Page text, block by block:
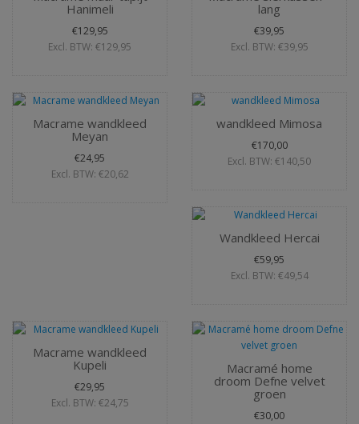
Hanimeli
€129,95
Excl. BTW: €129,95
lang
€39,95
Excl. BTW: €39,95
Macrame wandkleed
Meyan
€24,95
Excl. BTW: €20,62
wandkleed Mimosa
€170,00
Excl. BTW: €140,50
Wandkleed Hercai
€59,95
Excl. BTW: €49,54
Macrame wandkleed
Kupeli
€29,95
Excl. BTW: €24,75
Macramé home
droom Defne velvet
groen
€30,00